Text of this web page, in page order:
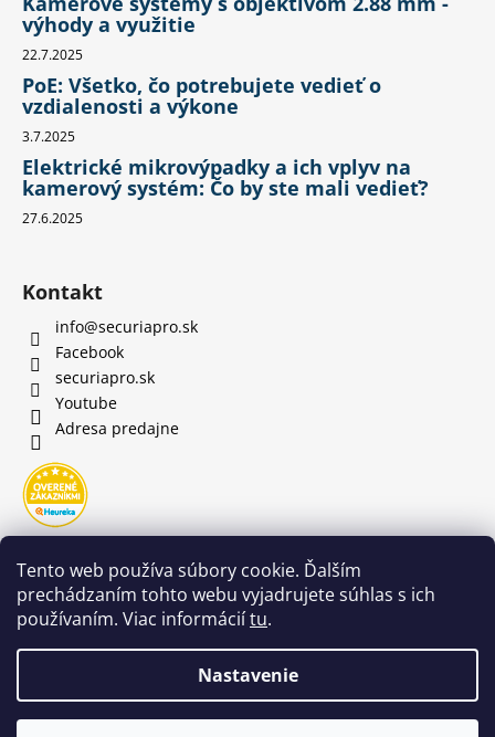
Tento web používa súbory cookie. Ďalším
prechádzaním tohto webu vyjadrujete súhlas s ich
používaním. Viac informáciítu.
Nastavenie
výhody a využitie
22.7.2025
PoE: Všetko, čo potrebujete vedieť o
vzdialenosti a výkone
3.7.2025
Elektrické mikrovýpadky a ich vplyv na
kamerový systém: Čo by ste mali vedieť?
27.6.2025
Kontakt
info@securiapro.sk
Facebook
securiapro.sk
Youtube
Adresa predajne